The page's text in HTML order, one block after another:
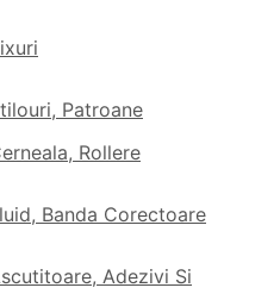
Patroane
Rollere
Banda Corectoare
Adezivi Si